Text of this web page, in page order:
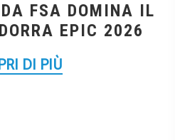
FSA DOMINA IL
EPIC 2026
DI PIÙ